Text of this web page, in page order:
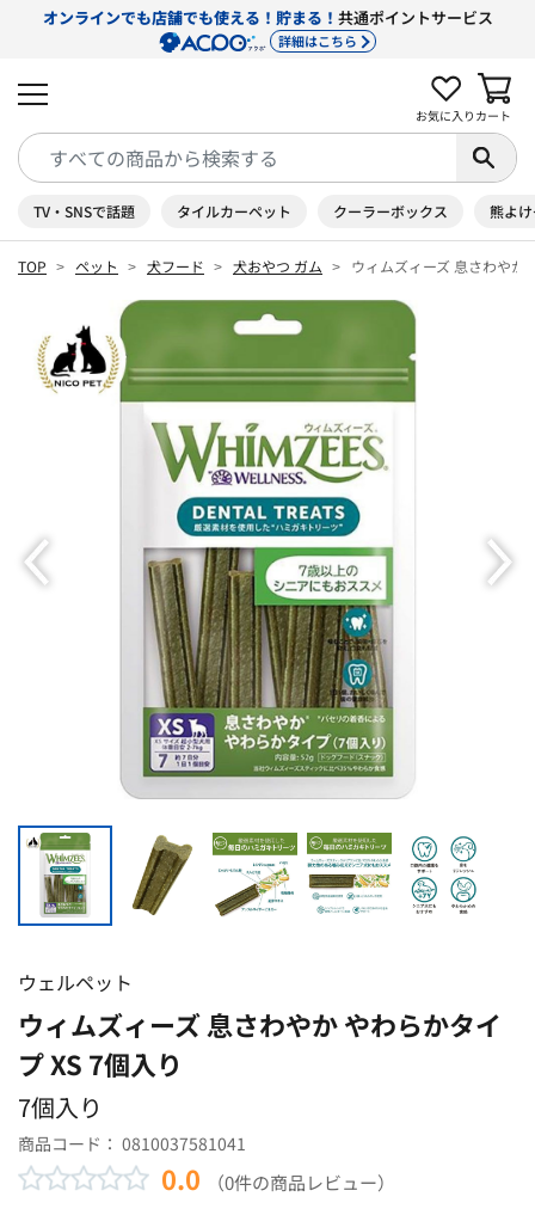
オンラインでも店舗でも使える！貯まる！ 共通ポイントサービス
詳細はこちら
お気に入り カート
TV・SNSで話題 タイルカーペット クーラーボックス 熊よ
TOP ペット 犬フード 犬おやつ ガム ウィムズィーズ 息さわやか
ウェルペット
ウィムズィーズ 息さわやか やわらかタイ
プ XS 7個入り
7個入り
商品コード： 0810037581041
0.0 （0件の商品レビュー）